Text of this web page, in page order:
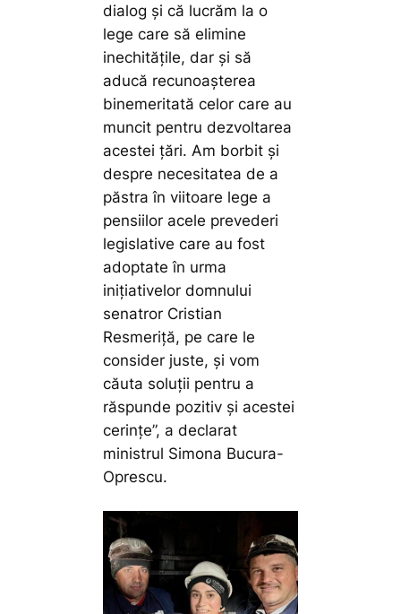
dialog și că lucrăm la o
lege care să elimine
inechitățile, dar și să
aducă recunoașterea
binemeritată celor care au
muncit pentru dezvoltarea
acestei țări. Am borbit și
despre necesitatea de a
păstra în viitoare lege a
pensiilor acele prevederi
legislative care au fost
adoptate în urma
inițiativelor domnului
senatror Cristian
Resmeriță, pe care le
consider juste, și vom
căuta soluții pentru a
răspunde pozitiv și acestei
cerințe”, a declarat
ministrul Simona Bucura-
Oprescu.